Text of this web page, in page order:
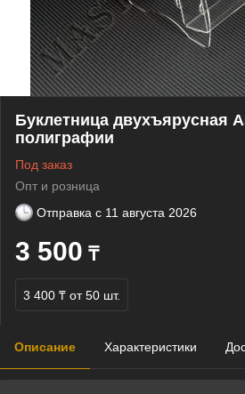
Буклетница двухъярусная
полиграфии
Под заказ
Опт и розница
Отправка с 11 августа 2026
3 500 ₸
3 400 ₸ от 50 шт.
Описание Характеристики